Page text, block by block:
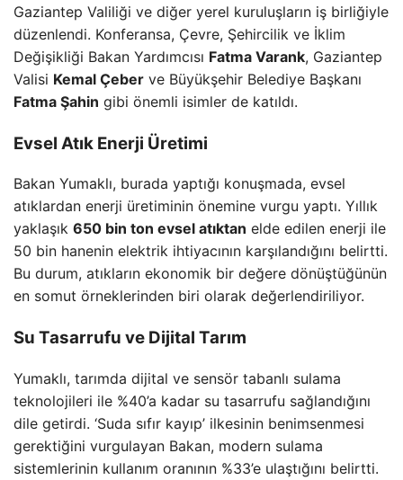
Gaziantep Valiliği ve diğer yerel kuruluşların iş birliğiyle
düzenlendi. Konferansa, Çevre, Şehircilik ve İklim
Değişikliği Bakan Yardımcısı Fatma Varank, Gaziantep
Valisi Kemal Çeber ve Büyükşehir Belediye Başkanı
Fatma Şahin gibi önemli isimler de katıldı.
Evsel Atık Enerji Üretimi
Bakan Yumaklı, burada yaptığı konuşmada, evsel
atıklardan enerji üretiminin önemine vurgu yaptı. Yıllık
yaklaşık 650 bin ton evsel atıktan elde edilen enerji ile
50 bin hanenin elektrik ihtiyacının karşılandığını belirtti.
Bu durum, atıkların ekonomik bir değere dönüştüğünün
en somut örneklerinden biri olarak değerlendiriliyor.
Su Tasarrufu ve Dijital Tarım
Yumaklı, tarımda dijital ve sensör tabanlı sulama
teknolojileri ile %40’a kadar su tasarrufu sağlandığını
dile getirdi. ‘Suda sıfır kayıp’ ilkesinin benimsenmesi
gerektiğini vurgulayan Bakan, modern sulama
sistemlerinin kullanım oranının %33’e ulaştığını belirtti.